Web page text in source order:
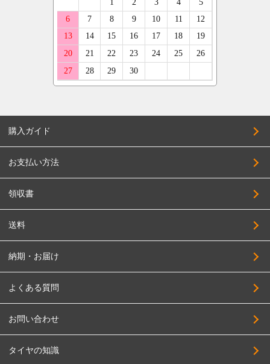
購入ガイド
お支払い方法
領収書
送料
納期・お届け
よくある質問
お問い合わせ
タイヤの知識